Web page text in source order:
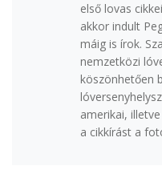
első lovas
akkor indult
máig is írok.
nemzetközi
köszönhetően
amerikai,
a cikkírást a